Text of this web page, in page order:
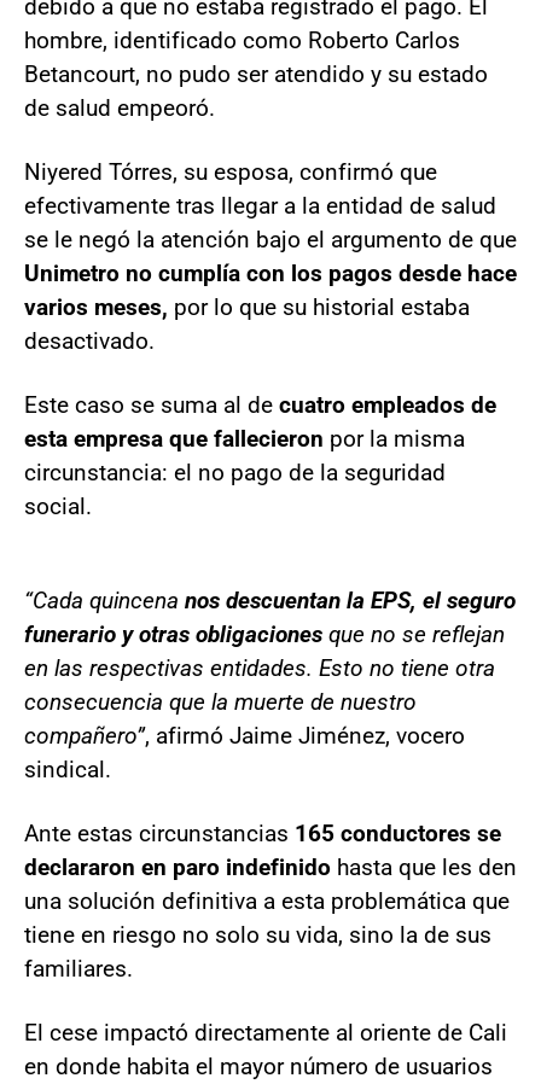
debido a que no estaba registrado el pago. El
hombre, identificado como Roberto Carlos
Betancourt, no pudo ser atendido y su estado
de salud empeoró.
Niyered Tórres, su esposa, confirmó que
efectivamente tras llegar a la entidad de salud
se le negó la atención bajo el argumento de que
Unimetro no cumplía con los pagos desde hace
varios meses, por lo que su historial estaba
desactivado.
Este caso se suma al de cuatro empleados de
esta empresa que fallecieron por la misma
circunstancia: el no pago de la seguridad
social.
“Cada quincena nos descuentan la EPS, el seguro
funerario y otras obligaciones que no se reflejan
en las respectivas entidades. Esto no tiene otra
consecuencia que la muerte de nuestro
compañero”, afirmó Jaime Jiménez, vocero
sindical.
Ante estas circunstancias 165 conductores se
declararon en paro indefinido hasta que les den
una solución definitiva a esta problemática que
tiene en riesgo no solo su vida, sino la de sus
familiares.
El cese impactó directamente al oriente de Cali
en donde habita el mayor número de usuarios